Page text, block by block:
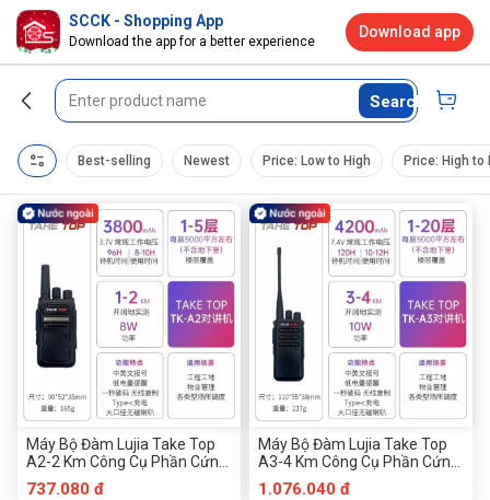
Search
Best-selling Newest Price: Low to High Price: High to
Máy Bộ Đàm Lujia Take Top
A2-2 Km Công Cụ Phần Cứng
Chuanmu
737.080 đ
Máy Bộ Đàm Lujia Take Top
A3-4 Km Công Cụ Phần Cứng
Chuanmu
1.076.040 đ
SCCK - Shopping App
Download the app for a better experience
Download app